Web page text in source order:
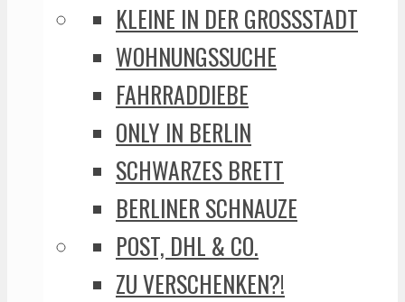
KLEINE IN DER GROSSSTADT
WOHNUNGSSUCHE
FAHRRADDIEBE
ONLY IN BERLIN
SCHWARZES BRETT
BERLINER SCHNAUZE
POST, DHL & CO.
ZU VERSCHENKEN?!